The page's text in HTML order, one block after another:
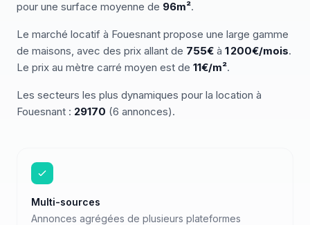
pour une surface moyenne de 96m².
Le marché locatif à Fouesnant propose une large gamme
de maisons, avec des prix allant de 755€ à 1 200€/mois.
Le prix au mètre carré moyen est de 11€/m².
Les secteurs les plus dynamiques pour la location à
Fouesnant : 29170 (6 annonces).
Multi-sources
Annonces agrégées de plusieurs plateformes